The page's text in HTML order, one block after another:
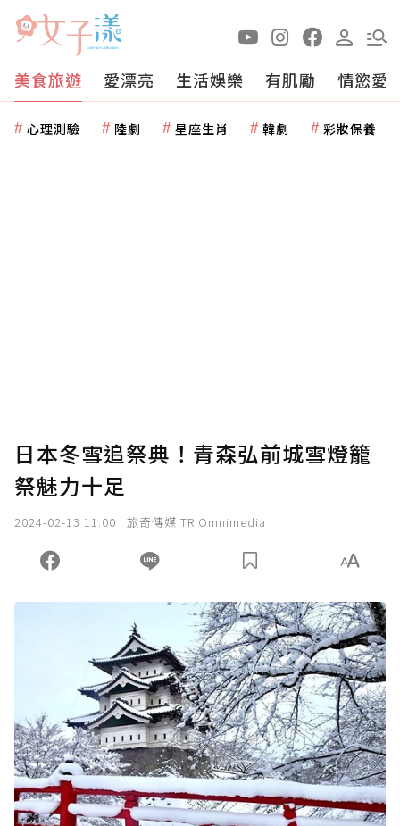
美食旅遊 愛漂亮 生活娛樂 有肌勵 情慾愛
心理測驗 陸劇 星座生肖 韓劇 彩妝保養
日本冬雪追祭典！青森弘前城雪燈籠
祭魅力十足
2024-02-13 11:00 旅奇傳媒 TR Omnimedia